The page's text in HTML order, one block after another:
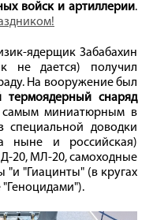
войск и артиллерии.
ядерщик Забабахин
не дается) получил
На вооружение был
термоядерный снаряд
миниатюрным в
специальной доводки
ныне и российская)
20, МЛ-20, самоходные
"и "Гиацинты" (в кругах